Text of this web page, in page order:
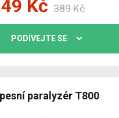
49 Kč 389Kč
PODÍVEJTE SE
paralyzér T800